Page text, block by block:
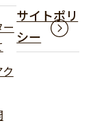
サイトポリ
シー